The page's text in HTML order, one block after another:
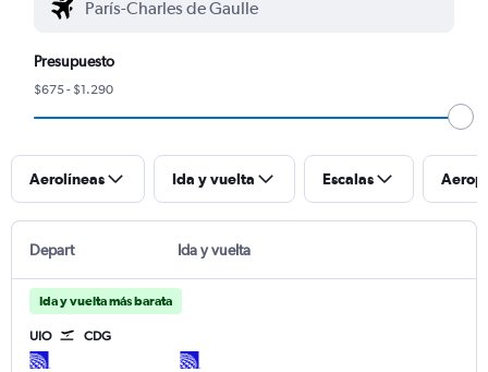
Presupuesto
$675 - $1.290
Aerolíneas Ida y vuelta Escalas
Depart Ida y vuelta
Ida y vuelta más barata
UIO CDG